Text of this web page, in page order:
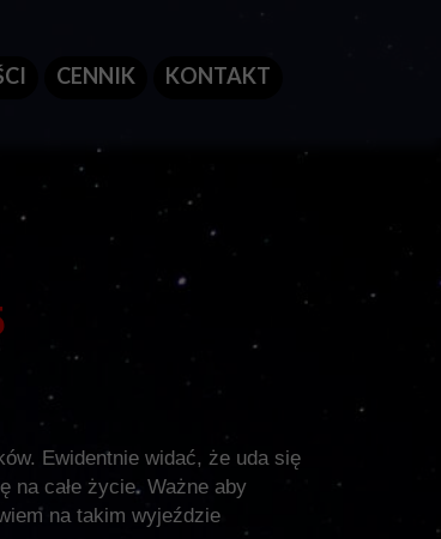
Ewidentnie widać, że uda się
na całe życie. Ważne aby
na takim wyjeździe
CENNIK KONTAKT